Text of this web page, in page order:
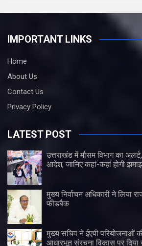
IMPORTANT LINKS
Home
About Us
Contact Us
Privacy Policy
LATEST POST
उत्तराखंड में मौसम विभाग का
आदेश, जानिए कहां-कहां होगी
मुख्य निर्वाचन अधिकारी ने लिया
फीडबैक
मुख्य सचिव ने ईएपी परियोजनाओं
आधारभूत संरचना विकास पर दिया